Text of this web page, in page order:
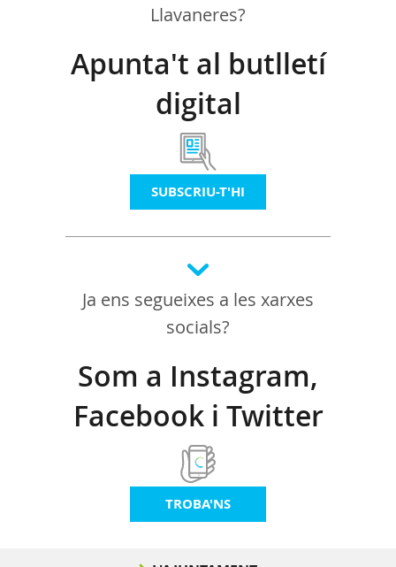
Llavaneres?
Apunta't al butlletí
digital
SUBSCRIU-T'HI
Ja ens segueixes a les xarxes
socials?
Som a Instagram,
Facebook i Twitter
TROBA'NS